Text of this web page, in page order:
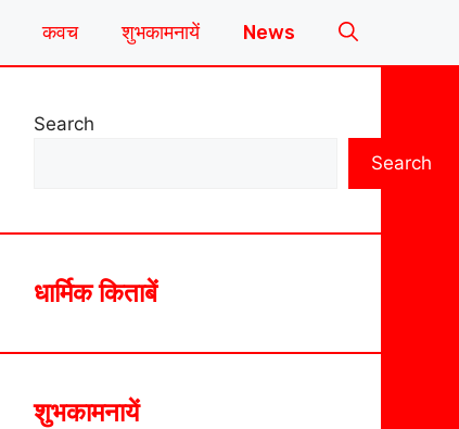
कवच शुभकामनायें News
Search
Search
धार्मिक किताबें
शुभकामनायें